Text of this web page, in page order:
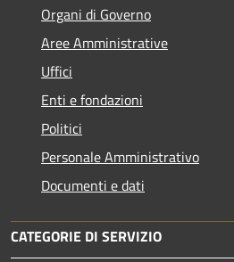
Organi di Governo
Aree Amministrative
Uffici
Enti e fondazioni
Politici
Personale Amministrativo
Documenti e dati
CATEGORIE DI SERVIZIO